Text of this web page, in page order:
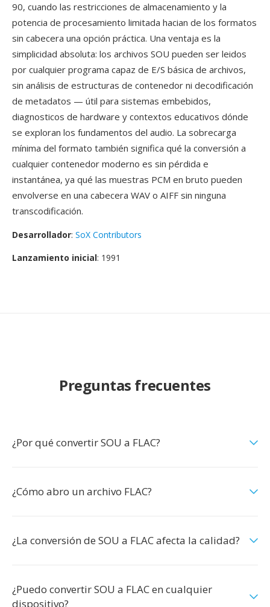
90, cuando las restricciones de almacenamiento y la
potencia de procesamiento limitada hacian de los formatos
sin cabecera una opción práctica. Una ventaja es la
simplicidad absoluta: los archivos SOU pueden ser leidos
por cualquier programa capaz de E/S básica de archivos,
sin análisis de estructuras de contenedor ni decodificación
de metadatos — útil para sistemas embebidos,
diagnosticos de hardware y contextos educativos dónde
se exploran los fundamentos del audio. La sobrecarga
mínima del formato también significa qué la conversión a
cualquier contenedor moderno es sin pérdida e
instantánea, ya qué las muestras PCM en bruto pueden
envolverse en una cabecera WAV o AIFF sin ninguna
transcodificación.
Desarrollador: SoX Contributors
Lanzamiento inicial: 1991
Preguntas frecuentes
¿Por qué convertir SOU a FLAC?
¿Cómo abro un archivo FLAC?
¿La conversión de SOU a FLAC afecta la calidad?
¿Puedo convertir SOU a FLAC en cualquier
dispositivo?